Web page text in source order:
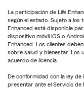
La participación de Life
según el estado. Sujeto a los
Enhanced está disponible
dispositivo móvil iOS o
Enhanced. Los clientes
sobre salud y bienestar. Los
acuerdo de licencia.
De conformidad con la ley
presentar ante el Servicio